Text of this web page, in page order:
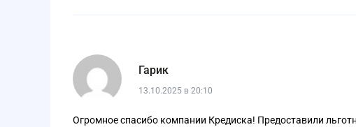
Гарик
13.10.2025 в 20:10
Огромное спасибо компании Кредиска! Предоставили